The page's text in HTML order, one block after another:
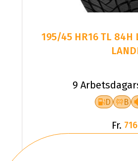
195/45 HR16 TL 84H
9
D B
Fr.